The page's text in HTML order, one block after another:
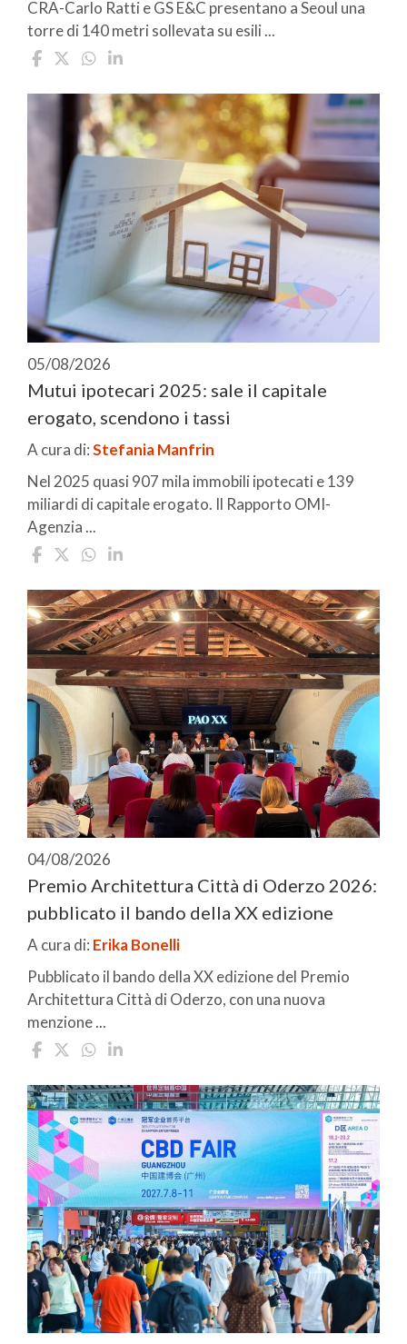
CRA-Carlo Ratti e GS E&C presentano a Seoul una
torre di 140 metri sollevata su esili ...
05/08/2026
Mutui ipotecari 2025: sale il capitale
erogato, scendono i tassi
A cura di:Stefania Manfrin
Nel 2025 quasi 907 mila immobili ipotecati e 139
miliardi di capitale erogato. Il Rapporto OMI-
Agenzia ...
04/08/2026
Premio Architettura Città di Oderzo 2026:
pubblicato il bando della XX edizione
A cura di: Erika Bonelli
Pubblicato il bando della XX edizione del Premio
Architettura Città di Oderzo, con una nuova
menzione ...